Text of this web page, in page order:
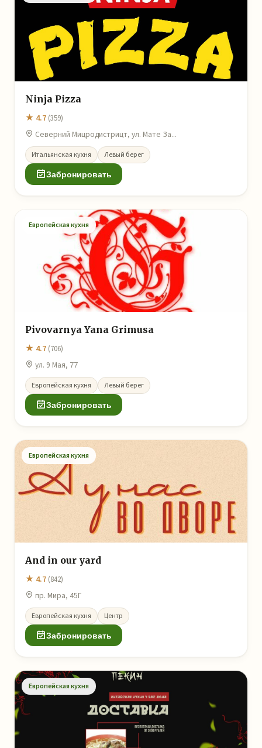
Ninja Pizza
★ 4.7 (359)
Северний Мицродистрицт, ул. Мате За...
Итальянская кухня Левый берег
Забронировать
Европейская кухня
Pivovarnya Yana Grimusa
★ 4.7 (706)
ул. 9 Мая, 77
Европейская кухня Левый берег
Забронировать
Европейская кухня
And in our yard
★ 4.7 (842)
пр. Мира, 45Г
Европейская кухня Центр
Забронировать
Европейская кухня